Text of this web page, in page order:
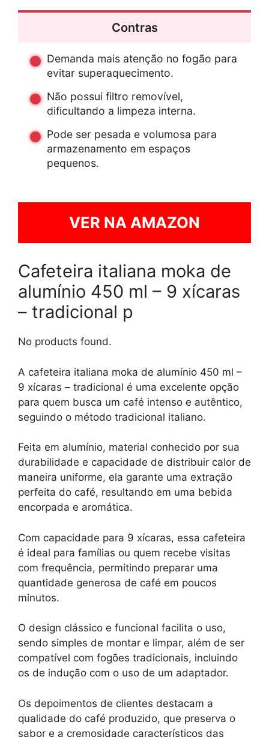
Contras
Demanda mais atenção no fogão para
evitar superaquecimento.
Não possui filtro removível,
dificultando a limpeza interna.
Pode ser pesada e volumosa para
armazenamento em espaços
pequenos.
VER NA AMAZON
Cafeteira italiana moka de
alumínio 450 ml – 9 xícaras
– tradicional p
No products found.
A cafeteira italiana moka de alumínio 450 ml –
9 xícaras – tradicional é uma excelente opção
para quem busca um café intenso e autêntico,
seguindo o método tradicional italiano.
Feita em alumínio, material conhecido por sua
durabilidade e capacidade de distribuir calor de
maneira uniforme, ela garante uma extração
perfeita do café, resultando em uma bebida
encorpada e aromática.
Com capacidade para 9 xícaras, essa cafeteira
é ideal para famílias ou quem recebe visitas
com frequência, permitindo preparar uma
quantidade generosa de café em poucos
minutos.
O design clássico e funcional facilita o uso,
sendo simples de montar e limpar, além de ser
compatível com fogões tradicionais, incluindo
os de indução com o uso de um adaptador.
Os depoimentos de clientes destacam a
qualidade do café produzido, que preserva o
sabor e a cremosidade característicos das